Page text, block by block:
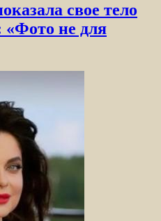
свое тело
«Фото не для